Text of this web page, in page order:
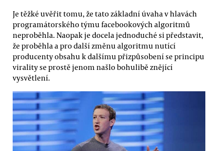
Je těžké uvěřit tomu, že tato základní úvaha v hlavách
programátorského týmu facebookových algoritmů
neproběhla. Naopak je docela jednoduché si představit,
že proběhla a pro další změnu algoritmu nutící
producenty obsahu k dalšímu přizpůsobení se principu
virality se prostě jenom našlo bohulibě znějící
vysvětlení.